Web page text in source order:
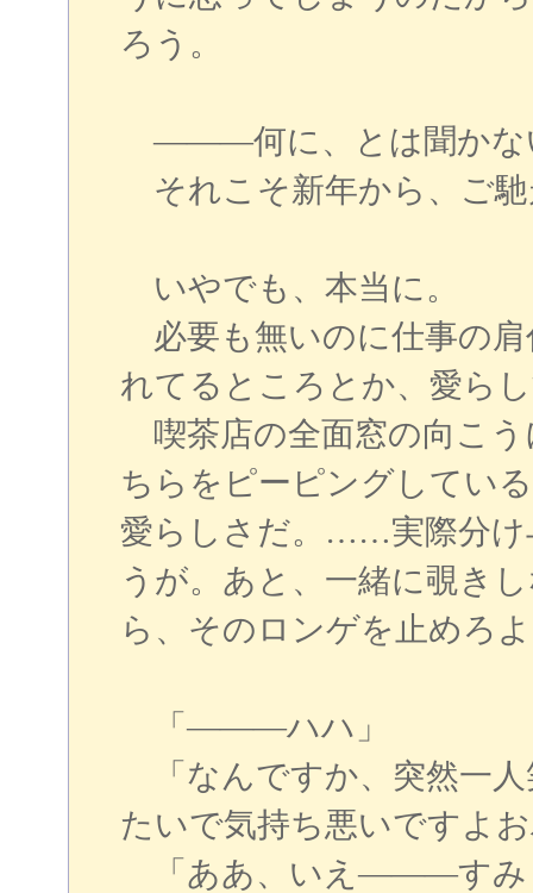
ろう。
―――何に、とは聞かな
それこそ新年から、ご
いやでも、本当に。
必要も無いのに仕事の
れてるところとか、愛ら
喫茶店の全面窓の向こう
ちらをピーピングしてい
愛らしさだ。……実際分け
うが。あと、一緒に覗き
ら、そのロンゲを止めろ
「―――ハハ」
「なんですか、突然一人
たいで気持ち悪いですよ
「ああ、いえ―――すみ